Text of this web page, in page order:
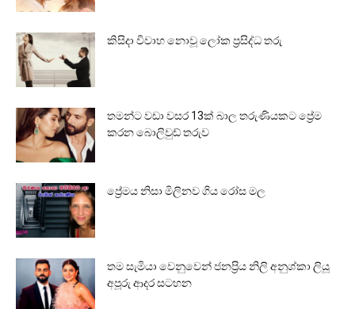
කිසිදා විවාහ නොවූ ලෝක ප්‍රසිද්ධ තරු
තමන්ට වඩා වසර 13ක් බාල තරුණියකට ප්‍රේම
කරන බොලිවුඩ් තරුව
ප්‍රේමය නිසා මිලිනව ගිය රෝස මල
තම සැමියා වෙනුවෙන් ජනප්‍රිය නිලි අනුශ්කා ලියූ
අපූරු ආදර සටහන